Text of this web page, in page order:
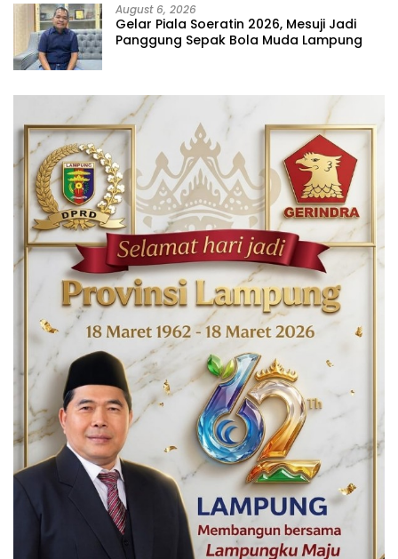
August 6, 2026
Gelar Piala Soeratin 2026, Mesuji Jadi
Panggung Sepak Bola Muda Lampung